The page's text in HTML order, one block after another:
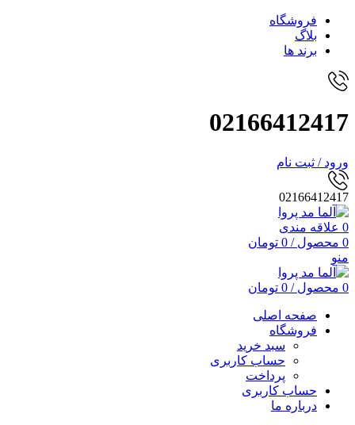
فروشگاه
بلاگ
برند ها
02166412417
ورود / ثبت نام
02166412417
0 علاقه مندی
0 محصول /
0 تومان
منو
0 محصول /
0 تومان
صفحه اصلی
فروشگاه
سبد خرید
حساب کاربری
پرداخت
حساب کاربری
درباره ما